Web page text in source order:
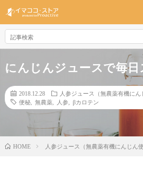
にんじんジュースで毎
2018.12.28
人参ジュース（無農薬有機にん
便秘
無農薬 人参 βカロテン
HOME 人参ジュース（無農薬有機にんじん使